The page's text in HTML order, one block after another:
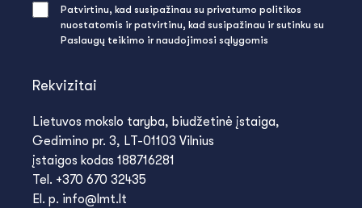
Rekvizitai
Lietuvos mokslo taryba, biudžetinė įstaiga,
Gedimino pr. 3, LT-01103 Vilnius
įstaigos kodas 188716281
Tel. +370 670 32435
El. p. info@lmt.lt
Patvirtinu, kad susipažinau su privatumo politikos
nuostatomis ir patvirtinu, kad susipažinau ir sutinku su
Paslaugų teikimo ir naudojimosi sąlygomis